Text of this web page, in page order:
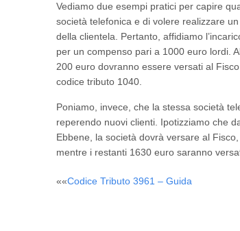
Vediamo due esempi pratici per capire
società telefonica e di volere realizzare
della clientela. Pertanto, affidiamo
per un compenso pari a 1000 euro lordi.
200 euro dovranno essere versati al
codice tributo 1040.
Poniamo, invece, che la stessa società
reperendo nuovi clienti. Ipotizziamo che
Ebbene, la società dovrà versare al
mentre i restanti 1630 euro saranno
Post
««Codice Tributo 3961 – Guida